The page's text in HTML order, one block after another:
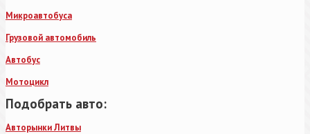
Микроавтобуса
Грузовой автомобиль
Автобус
Мотоцикл
Подобрать авто:
Авторынки Литвы